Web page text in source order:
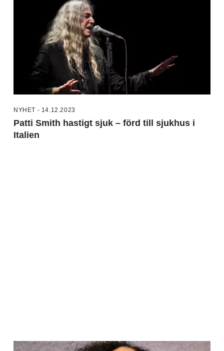
NYHET - 14.12.2023
Patti Smith hastigt sjuk – förd till sjukhus i
Italien